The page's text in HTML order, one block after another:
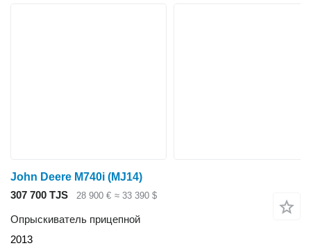
John Deere M740i (MJ14)
307 700 TJS
28 900 € ≈ 33 390 $
Опрыскиватель прицепной
2013